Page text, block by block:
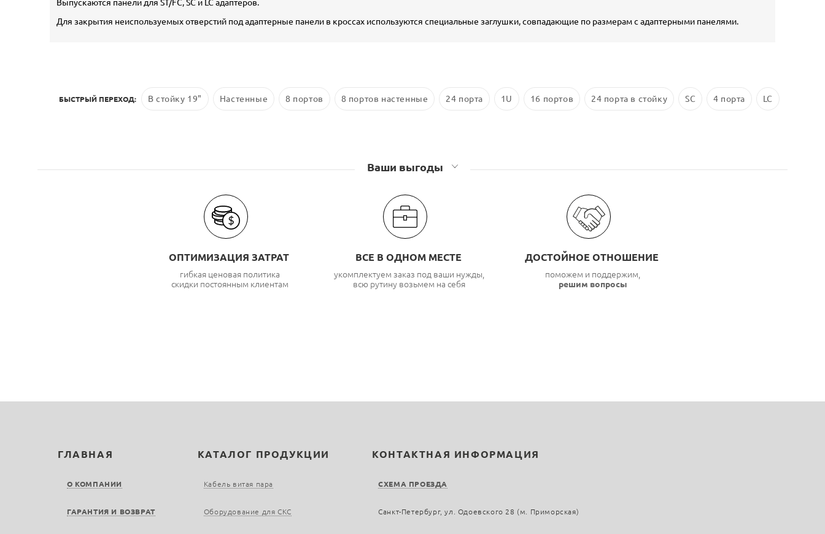
Выпускаются панели для ST/FC, SC и LC адаптеров.
Для закрытия неиспользуемых отверстий под адаптерные панели в кроссах используются специальные заглушки, совпадающие по размерам с адаптерными панелями.
БЫСТРЫЙ ПЕРЕХОД: В стойку 19" Настенные 8 портов 8 портов настенные 24 порта 1U 16 портов 24 порта в стойку SC 4 порта LC
Ваши выгоды
ОПТИМИЗАЦИЯ ЗАТРАТ
гибкая ценовая политика
скидки постоянным клиентам
ВСЕ В ОДНОМ МЕСТЕ
укомплектуем заказ под ваши нужды,
всю рутину возьмем на себя
ДОСТОЙНОЕ ОТНОШЕНИЕ
поможем и поддержим,
решим вопросы
ГЛАВНАЯ
О КОМПАНИИ
ГАРАНТИЯ И ВОЗВРАТ
КАТАЛОГ ПРОДУКЦИИ
Кабель витая пара
Оборудование для СКС
КОНТАКТНАЯ ИНФОРМАЦИЯ
СХЕМА ПРОЕЗДА
Санкт-Петербург, ул. Одоевского 28 (м. Приморская)